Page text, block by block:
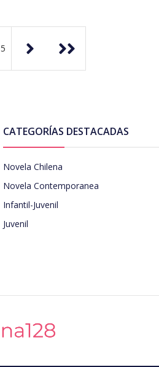
5
CATEGORÍAS DESTACADAS
Novela Chilena
Novela Contemporanea
Infantil-Juvenil
Juvenil